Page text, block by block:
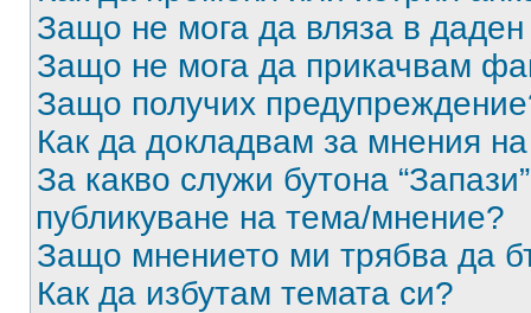
Защо не мога да вляза в
Защо не мога да прикачвам
Защо получих
Как да докладвам за мнения
За какво служи бутона
публикуване на тема/мнение?
Защо мнението ми трябва да
Как да избутам темата си?